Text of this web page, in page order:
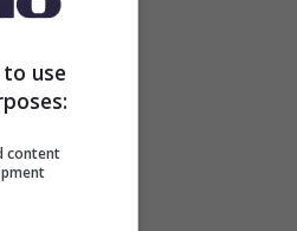
più
use
content